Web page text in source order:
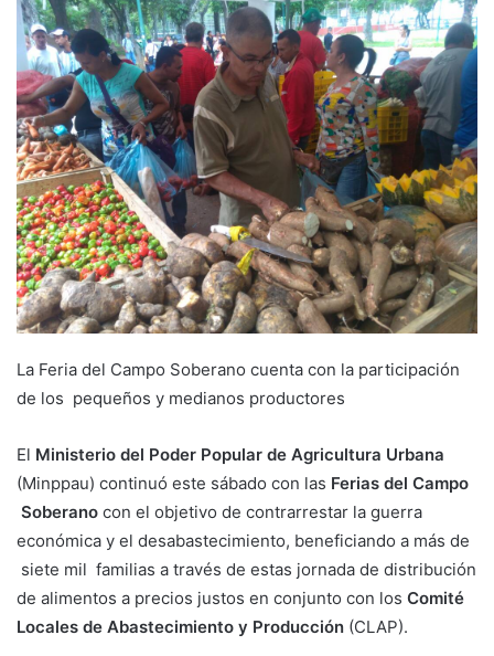
La Feria del Campo Soberano cuenta con la participación
de los pequeños y medianos productores
El Ministerio del Poder Popular de Agricultura Urbana
(Minppau) continuó este sábado con las Ferias del Campo
Soberano con el objetivo de contrarrestar la guerra
económica y el desabastecimiento, beneficiando a más de
siete mil familias a través de estas jornada de distribución
de alimentos a precios justos en conjunto con los Comité
Locales de Abastecimiento y Producción (CLAP).